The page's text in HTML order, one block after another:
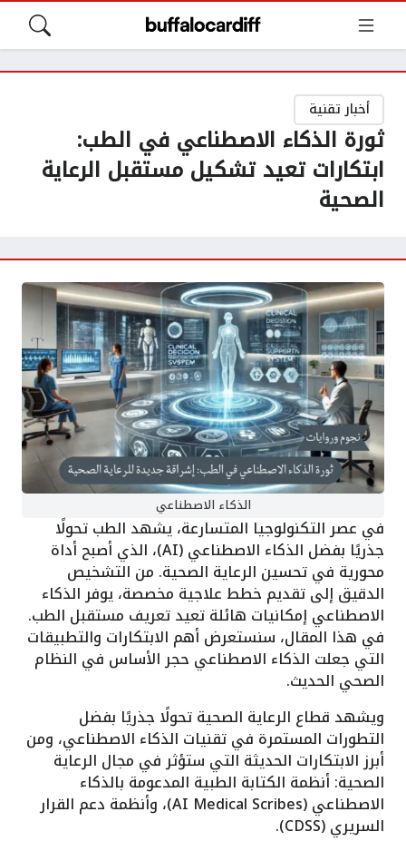
أخبار تقنية
ثورة الذكاء الاصطناعي في الطب:
ابتكارات تعيد تشكيل مستقبل الرعاية
الصحية
الذكاء الاصطناعي
في عصر التكنولوجيا المتسارعة، يشهد الطب تحولًا
جذريًا بفضل الذكاء الاصطناعي (AI)، الذي أصبح أداة
محورية في تحسين الرعاية الصحية. من التشخيص
الدقيق إلى تقديم خطط علاجية مخصصة، يوفر الذكاء
الاصطناعي إمكانيات هائلة تعيد تعريف مستقبل الطب.
في هذا المقال، سنستعرض أهم الابتكارات والتطبيقات
التي جعلت الذكاء الاصطناعي حجر الأساس في النظام
الصحي الحديث.
ويشهد قطاع الرعاية الصحية تحولًا جذريًا بفضل
التطورات المستمرة في تقنيات الذكاء الاصطناعي، ومن
أبرز الابتكارات الحديثة التي ستؤثر في مجال الرعاية
الصحية: أنظمة الكتابة الطبية المدعومة بالذكاء
الاصطناعي (AI Medical Scribes)، وأنظمة دعم القرار
السريري (CDSS).